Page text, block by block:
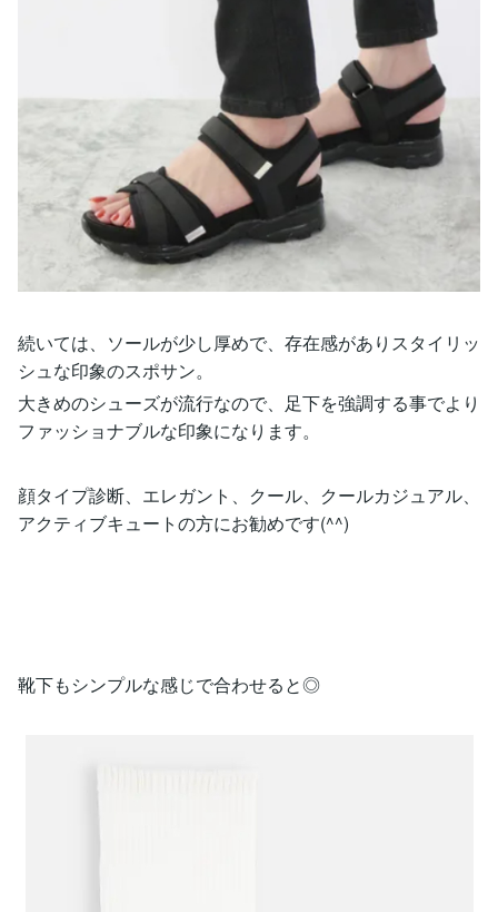
続いては、ソールが少し厚めで、存在感がありスタイリッ
シュな印象のスポサン。
大きめのシューズが流行なので、足下を強調する事でより
ファッショナブルな印象になります。
顔タイプ診断、エレガント、クール、クールカジュアル、
アクティブキュートの方にお勧めです(^^)
靴下もシンプルな感じで合わせると◎